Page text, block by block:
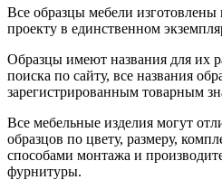
Все образцы мебели
проекту в единственном
Образцы имеют названия для их
поиска по сайту, все названия
зарегистрированным товарным
Все мебельные изделия могут
образцов по цвету, размеру,
способами монтажа и
фурнитуры.